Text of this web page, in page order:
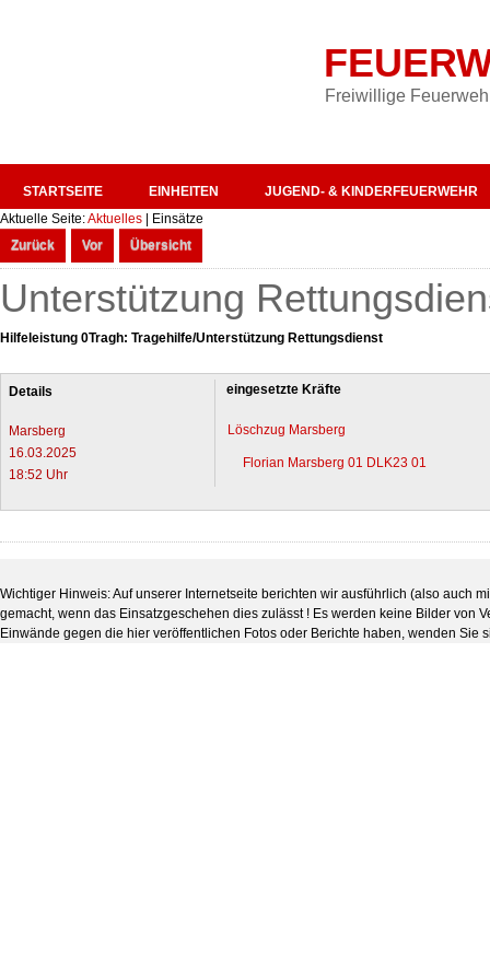
Freiwillige
STARTSEITE EINHEITEN
JUGEND- & KINDERFEUERWEHR
Aktuelle Seite:Aktuelles
Einsätze
Zurück
Vor Übersicht
Unterstützung
Hilfeleistung 0Tragh: Tragehilfe/Unterstützung Rettungsdienst
Details
Marsberg
16.03.2025
18:52 Uhr
eingesetzte Kräfte
Löschzug Marsberg
Florian Marsberg 01 DLK23 01
Wichtiger Hinweis: Auf unserer Internetseite berichten wir ausführlich (also auch
gemacht, wenn das Einsatzgeschehen dies zulässt ! Es werden keine Bilder von
Einwände gegen die hier veröffentlichen Fotos oder Berichte haben, wenden Sie